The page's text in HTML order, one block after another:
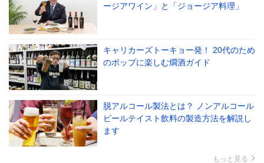
ージアワイン」と「ジョージア料理」
キャリカーズトーキョー発！ 20代のため
のポップに楽しむ燗酒ガイド
脱アルコール製法とは？ ノンアルコール
ビールテイスト飲料の製造方法を解説し
ます
もっと見る